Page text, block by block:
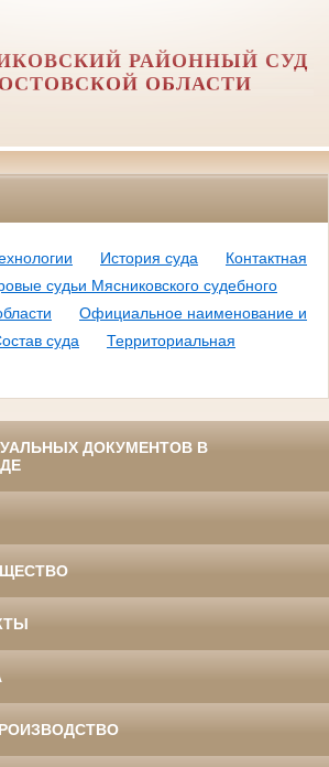
РАЙОННЫЙ СУД
ОБЛАСТИ
История суда
Контактная
судьи Мясниковского судебного
Официальное наименование и
суда
Территориальная
ДОКУМЕНТОВ В